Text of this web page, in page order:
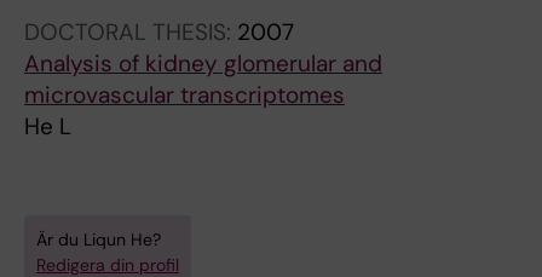
DOCTORAL THESIS: 2007
Analysis of kidney glomerular and
microvascular transcriptomes
He L
Är du Liqun He?
Redigera din profil